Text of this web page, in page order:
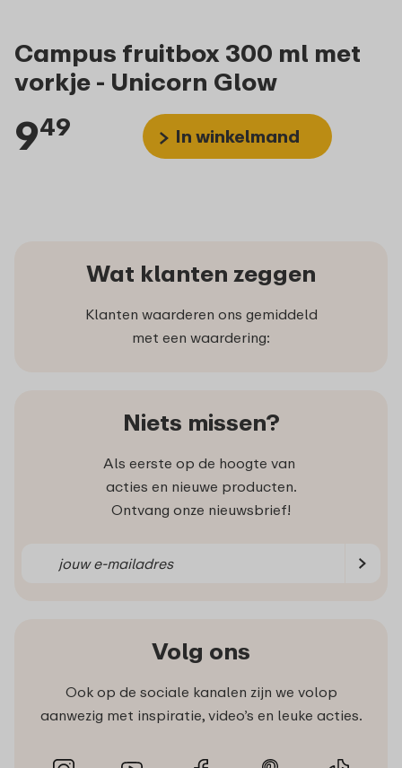
Campus fruitbox 300 ml met
vorkje - Unicorn Glow
949 In winkelmand
Wat klanten zeggen
Klanten waarderen ons gemiddeld
met een waardering:
Niets missen?
Als eerste op de hoogte van
acties en nieuwe producten.
Ontvang onze nieuwsbrief!
Volg ons
Ook op de sociale kanalen zijn we volop
aanwezig met inspiratie, video’s en leuke acties.